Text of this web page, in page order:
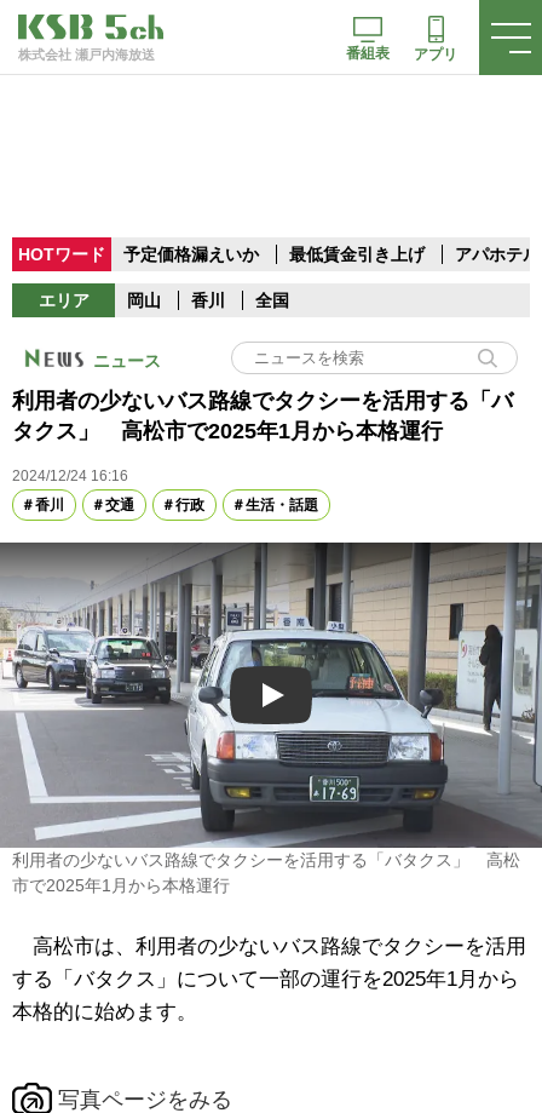
株式会社 瀬戸内海放送 番組表 アプリ
HOTワード 予定価格漏えいか 最低賃金引き上げ アパホテル
エリア 岡山 香川 全国
ニュース
利用者の少ないバス路線でタクシーを活用する「バ
タクス」 高松市で2025年1月から本格運行
2024/12/24 16:16
香川
交通 行政 生活・話題
Play
利用者の少ないバス路線でタクシーを活用する「バタクス」 高松
市で2025年1月から本格運行
高松市は、利用者の少ないバス路線でタクシーを活用
する「バタクス」について一部の運行を2025年1月から
本格的に始めます。
写真ページをみる